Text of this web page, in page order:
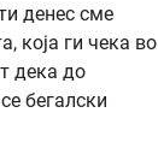
денес сме
која ги чека во
дека до
бегалски